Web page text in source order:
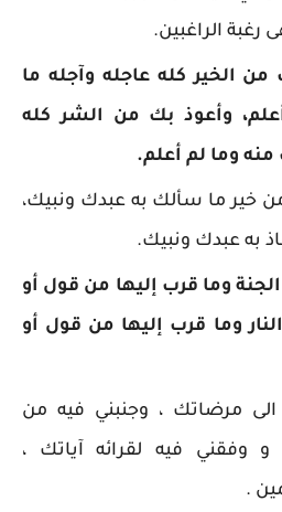
رغبة الراغبين.
من الخير كله عاجله وآجله ما
وأعوذ بك من الشر كله
وما لم أعلم.
خير ما سألك به عبدك ونبيك،
به عبدك ونبيك.
وما قرب إليها من قول أو
وما قرب إليها من قول أو
الى مرضاتك ، وجنبني فيه من
فيه لقرائه آياتك ،
.